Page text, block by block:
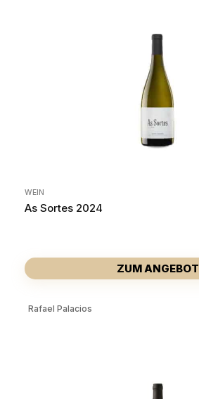
WEIN
As Sortes 2024
ZUM ANGEBOT
Rafael Palacios